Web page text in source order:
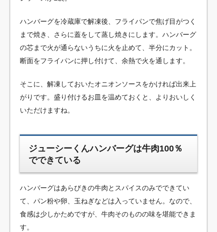
ハンバーグを冷蔵庫で解凍後、フライパンで焦げ目がつく
まで焼き、さらに蓋をして蒸し焼きにします。ハンバーグ
の芯まで火が通らないうちに火を止めて、半分にカット。
断面をフライパンに押し付けて、余熱で火を通します。
そこに、解凍しておいたオニオンソースをかければ出来上
がりです。盛り付けるお皿を温めておくと、よりおいしく
いただけますね。
ジューシーくんハンバーグは牛肉100％
でできている
ハンバーグはあらびきの牛肉とスパイスのみでできてい
て、パン粉や卵、玉ねぎなどは入っていません。なので、
食感は少しかためですが、牛肉そのものの味を堪能できま
す。